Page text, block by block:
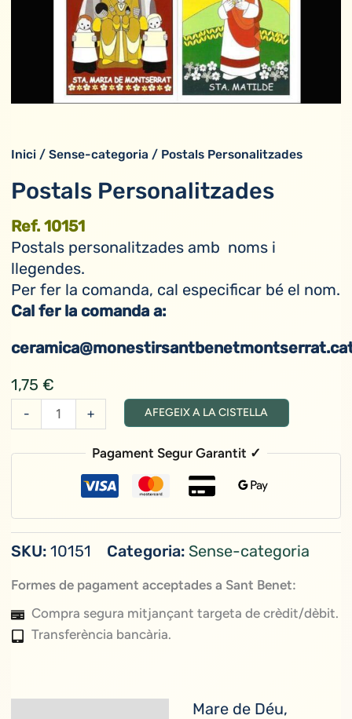
Inici /Sense-categoria / Postals Personalitzades
Postals Personalitzades
Ref. 10151
Postals personalitzades amb noms i
llegendes.
Per fer la comanda, cal especificar bé el nom.
Cal fer la comanda a:
1,75€
-
quantitat
de
Postals
Personalitzades
+ AFEGEIX A LA CISTELLA
Pagament Segur Garantit ✓
SKU:10151 Categoria: Sense-categoria
Formes de pagament acceptades a Sant Benet:
Compra segura mitjançant targeta de crèdit/dèbit.
Transferència bancària.
Mare de Déu,